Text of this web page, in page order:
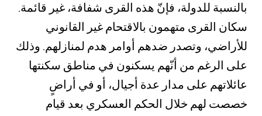
بالنسبة للدولة، فإنّ هذه القرى شفافة، غير قائمة.
سكان القرى متهمون بالاقتحام غير القانوني
للأراضي، وتصدر ضدهم أوامر هدم لمنازلهم. وذلك
على الرغم من أنّهم يسكنون في مناطق سكنتها
عائلاتهم على مدار عدة أجيال، أو في أراضٍ
خصصت لهم خلال الحكم العسكري بعد قيام